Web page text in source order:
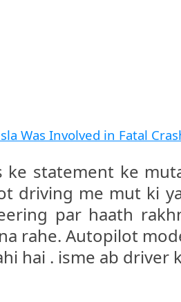
ke statement ke
driving me mut ki
par haath
rahe. Autopilot
hai . isme ab driver